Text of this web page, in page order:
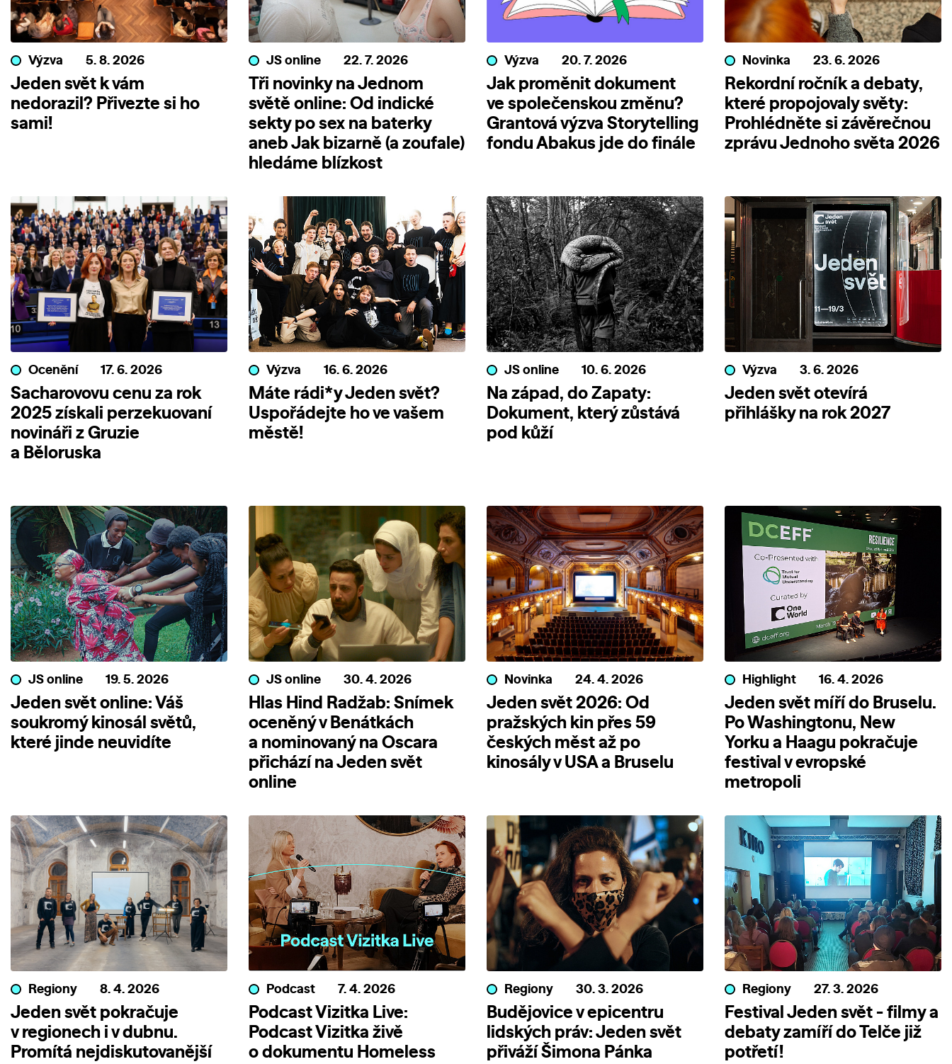
Výzva 5. 8. 2026
Jeden svět k vám
nedorazil? Přivezte si ho
sami!
JS online 22. 7. 2026
Tři novinky na Jednom
světě online: Od indické
sekty po sex na baterky
aneb Jak bizarně (a zoufale)
hledáme blízkost
Výzva 20. 7. 2026
Jak proměnit dokument
ve společenskou změnu?
Grantová výzva Storytelling
fondu Abakus jde do finále
Novinka 23. 6. 2026
Rekordní ročník a debaty,
které propojovaly světy:
Prohlédněte si závěrečnou
zprávu Jednoho světa 2026
Ocenění 17. 6. 2026
Sacharovovu cenu za rok
2025 získali perzekuovaní
novináři z Gruzie
a Běloruska
Výzva 16. 6. 2026
Máte rádi*y Jeden svět?
Uspořádejte ho ve vašem
městě!
JS online 10. 6. 2026
Na západ, do Zapaty:
Dokument, který zůstává
pod kůží
Výzva 3. 6. 2026
Jeden svět otevírá
přihlášky na rok 2027
JS online 19. 5. 2026
Jeden svět online: Váš
soukromý kinosál světů,
které jinde neuvidíte
JS online 30. 4. 2026
Hlas Hind Radžab: Snímek
oceněný v Benátkách
a nominovaný na Oscara
přichází na Jeden svět
online
Novinka 24. 4. 2026
Jeden svět 2026: Od
pražských kin přes 59
českých měst až po
kinosály v USA a Bruselu
Highlight 16. 4. 2026
Jeden svět míří do Bruselu.
Po Washingtonu, New
Yorku a Haagu pokračuje
festival v evropské
metropoli
Regiony 8. 4. 2026
Jeden svět pokračuje
v regionech i v dubnu.
Promítá nejdiskutovanější
Podcast 7. 4. 2026
Podcast Vizitka Live:
Podcast Vizitka živě
o dokumentu Homeless
Regiony 30. 3. 2026
Budějovice v epicentru
lidských práv: Jeden svět
přiváží Šimona Pánka
Regiony 27. 3. 2026
Festival Jeden svět - filmy a
debaty zamíří do Telče již
potřetí!